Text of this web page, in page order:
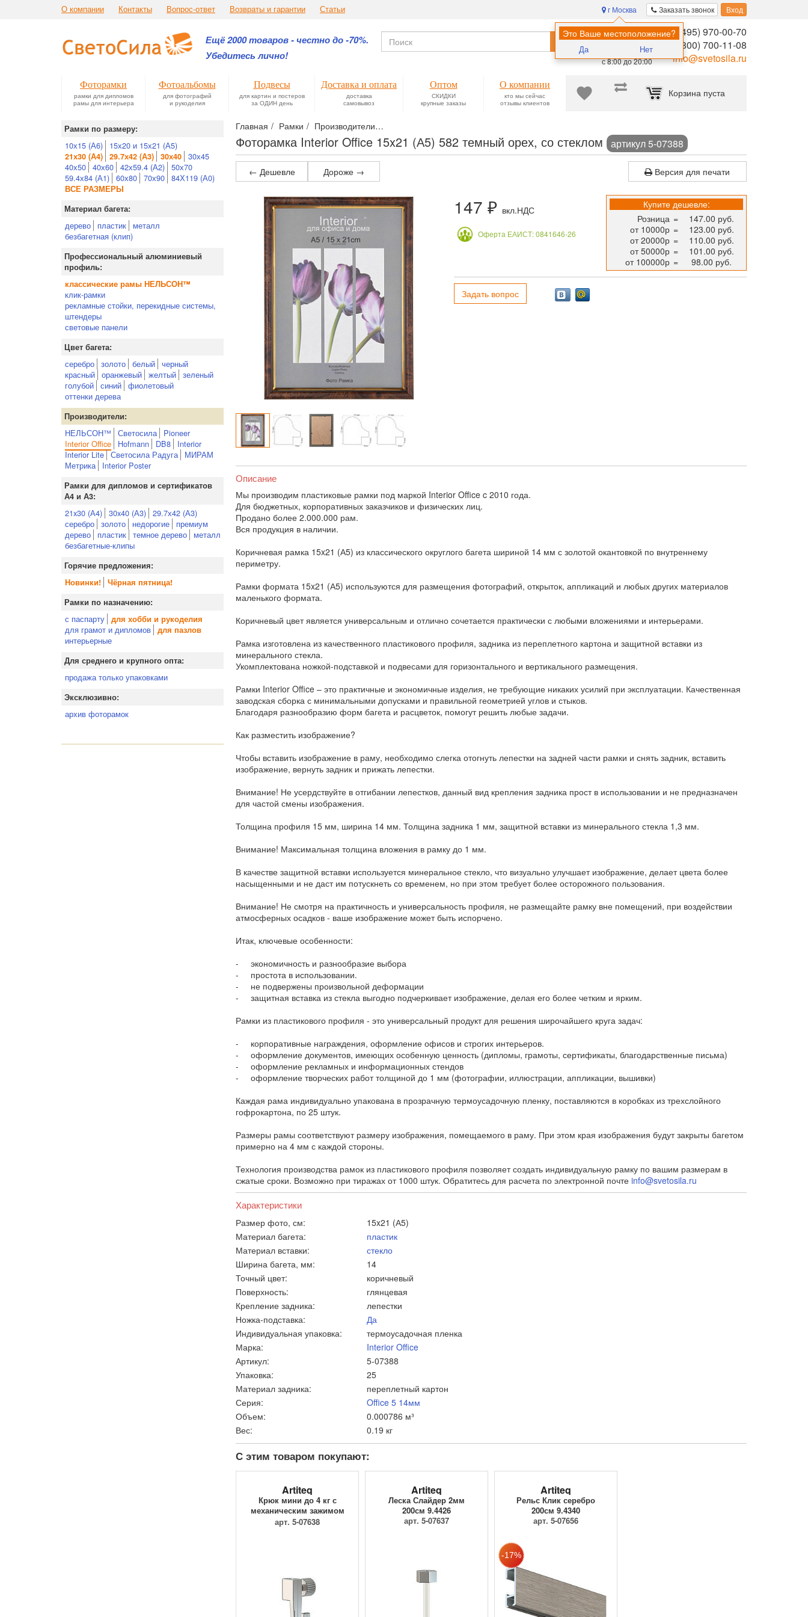
О компании Контакты Вопрос-ответ Возвраты и гарантии Статьи Заказать звонок Вход
г Москва
Это Ваше местоположение?
Да Нет
Ещё 2000 товаров - честно до -70%.
Убедитесь лично!
Помощь в
выборе:
Ежедневно,
с 8:00 до 20:00
8 (495) 970-00-70
8 (800) 700-11-08
info@svetosila.ru
Найти
Корзина пуста
Фоторамки
рамки для дипломов
рамы для интерьера
Фотоальбомы
для фотографий
и рукоделия
Подвесы
для картин и постеров
за ОДИН день
Доставка и оплата
доставка
самовывоз
Оптом
СКИДКИ
крупные заказы
О компании
кто мы сейчас
отзывы клиентов
Главная Рамки Производители
Фоторамка Interior Office 15x21 (А5) 582 темный орех, со стеклом артикул 5-07388
Рамки по размеру:
10х15 (А6) 15х20 и 15х21 (А5)
21х30 (А4) 29.7х42 (А3) 30х40
30х45
40х50 40х60 42х59.4 (А2) 50х70
59.4х84 (А1) 60х80 70х90 84Х119 (А0)
ВСЕ РАЗМЕРЫ
Материал багета:
дерево пластик
металл
безбагетная (клип)
Профессиональный алюминиевый
профиль:
классические рамы НЕЛЬСОН™
клик-рамки
рекламные стойки, перекидные системы,
штендеры
световые панели
Цвет багета:
серебро золото белый черный
красный оранжевый желтый зеленый
голубой синий фиолетовый
оттенки дерева
Производители:
НЕЛЬСОН™ Светосила
Pioneer
Interior Office
Hofmann DB8
Interior
Interior Lite Светосила Радуга
МИРАМ
Метрика
Interior Poster
Рамки для дипломов и сертификатов
А4 и А3:
21x30 (А4) 30x40 (А3) 29.7х42 (А3)
серебро золото недорогие
премиум
дерево
пластик темное дерево
металл
безбагетные-клипы
Горячие предложения:
Новинки!
Чёрная пятница!
Рамки по назначению:
с паспарту для хобби и рукоделия
для грамот и дипломов для пазлов
интерьерные
Для среднего и крупного опта:
продажа только упаковками
Эксклюзивно:
архив фоторамок
← Дешевле Дороже → Версия для печати
147 ₽ вкл.НДС
Оферта ЕАИСТ: 0841646-26
Купите дешевле:
Розница =
147.00 руб.
от 10000р =
123.00 руб.
от 20000р =
110.00 руб.
от 50000р =
101.00 руб.
от 100000р = 98.00 руб.
Задать вопрос
Описание
Мы производим пластиковые рамки под маркой Interior Office c 2010 года.
Для бюджетных, корпоративных заказчиков и физических лиц.
Продано более 2.000.000 рам.
Вся продукция в наличии.
Коричневая рамка 15x21 (А5) из классического округлого багета шириной 14 мм с золотой окантовкой по внутреннему
периметру.
Рамки формата 15x21 (А5) используются для размещения фотографий, открыток, аппликаций и любых других материалов
маленького формата.
Коричневый цвет является универсальным и отлично сочетается практически с любыми вложениями и интерьерами.
Рамка изготовлена из качественного пластикового профиля, задника из переплетного картона и защитной вставки из
минерального стекла.
Укомплектована ножкой-подставкой и подвесами для горизонтального и вертикального размещения.
Рамки Interior Office – это практичные и экономичные изделия, не требующие никаких усилий при эксплуатации. Качественная
заводская сборка с минимальными допусками и правильной геометрией углов и стыков.
Благодаря разнообразию форм багета и расцветок, помогут решить любые задачи.
Как разместить изображение?
Чтобы вставить изображение в раму, необходимо слегка отогнуть лепестки на задней части рамки и снять задник, вставить
изображение, вернуть задник и прижать лепестки.
Внимание! Не усердствуйте в отгибании лепестков, данный вид крепления задника прост в использовании и не предназначен
для частой смены изображения.
Толщина профиля 15 мм, ширина 14 мм. Толщина задника 1 мм, защитной вставки из минерального стекла 1,3 мм.
Внимание! Максимальная толщина вложения в рамку до 1 мм.
В качестве защитной вставки используется минеральное стекло, что визуально улучшает изображение, делает цвета более
насыщенными и не даст им потускнеть со временем, но при этом требует более осторожного пользования.
Внимание! Не смотря на практичность и универсальность профиля, не размещайте рамку вне помещений, при воздействии
атмосферных осадков - ваше изображение может быть испорчено.
Итак, ключевые особенности:
- экономичность и разнообразие выбора
- простота в использовании.
- не подвержены произвольной деформации
- защитная вставка из стекла выгодно подчеркивает изображение, делая его более четким и ярким.
Рамки из пластикового профиля - это универсальный продукт для решения широчайшего круга задач:
- корпоративные награждения, оформление офисов и строгих интерьеров.
- оформление документов, имеющих особенную ценность (дипломы, грамоты, сертификаты, благодарственные письма)
- оформление рекламных и информационных стендов
- оформление творческих работ толщиной до 1 мм (фотографии, иллюстрации, аппликации, вышивки)
Каждая рама индивидуально упакована в прозрачную термоусадочную пленку, поставляются в коробках из трехслойного
гофрокартона, по 25 штук.
Размеры рамы соответствуют размеру изображения, помещаемого в раму. При этом края изображения будут закрыты багетом
примерно на 4 мм с каждой стороны.
Технология производства рамок из пластикового профиля позволяет создать индивидуальную рамку по вашим размерам в
сжатые сроки. Возможно при тиражах от 1000 штук. Обратитесь для расчета по электронной почте info@svetosila.ru
Характеристики
Размер фото, см:
15x21 (А5)
Материал багета:
пластик
Материал вставки:
стекло
Ширина багета, мм:
14
Точный цвет:
коричневый
Поверхность:
глянцевая
Крепление задника:
лепестки
Ножка-подставка:
Да
Индивидуальная упаковка:
термоусадочная пленка
Марка:
Interior Office
Артикул:
5-07388
Упаковка:
25
Материал задника:
переплетный картон
Серия:
Office 5 14мм
Объем:
0.000786 м³
Вес:
0.19 кг
С этим товаром покупают:
Artiteq
Крюк мини до 4 кг с
механическим зажимом
9.4205
арт. 5-07638
Artiteq
Леска Слайдер 2мм
200см 9.4426
арт. 5-07637
Artiteq
Рельс Клик серебро
200см 9.4340
арт. 5-07656